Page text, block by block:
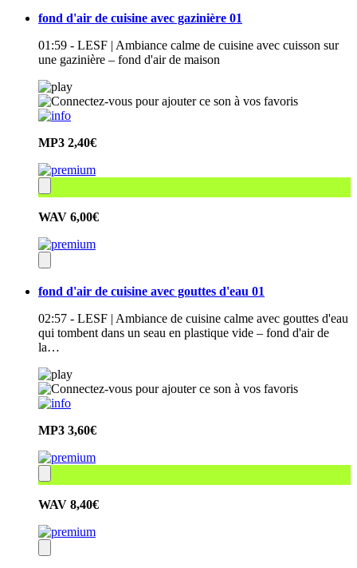
fond d'air de cuisine avec gazinière 01
01:59 - LESF | Ambiance calme de cuisine avec cuisson sur
une gazinière – fond d'air de maison
MP3 2,40€
WAV 6,00€
fond d'air de cuisine avec gouttes d'eau 01
02:57 - LESF | Ambiance de cuisine calme avec gouttes d'eau
qui tombent dans un seau en plastique vide – fond d'air de
la…
MP3 3,60€
WAV 8,40€